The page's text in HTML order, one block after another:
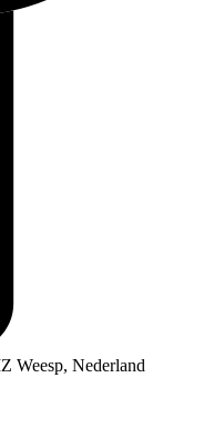
Weesp, Nederland